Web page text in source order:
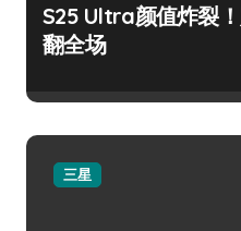
S25 Ultra颜值炸裂
翻全场
三星